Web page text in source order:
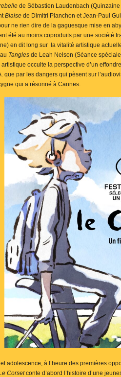
de Sébastien Laudenbach
Blaise de Dimitri Planchon et Jean-Paul
ne rien dire de la gaguesque mise en
été au moins coproduits par une société
en dit long sur la vitalité artistique
Tangles de Leah Nelson (Séance
occulte la perspective d’un
que par les dangers qui pèsent sur
qui a résonné à Cannes.
adolescence, à l’heure des premières
Corsetconte d’abord l’histoire d’une